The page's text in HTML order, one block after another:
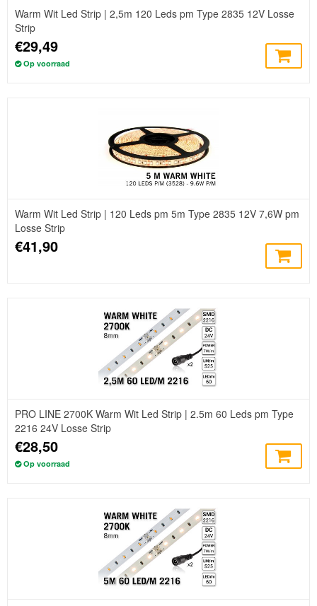
Warm Wit Led Strip | 2,5m 120 Leds pm Type 2835 12V Losse
Strip
€29,49
Op voorraad
Warm Wit Led Strip | 120 Leds pm 5m Type 2835 12V 7,6W pm
Losse Strip
€41,90
PRO LINE 2700K Warm Wit Led Strip | 2.5m 60 Leds pm Type
2216 24V Losse Strip
€28,50
Op voorraad